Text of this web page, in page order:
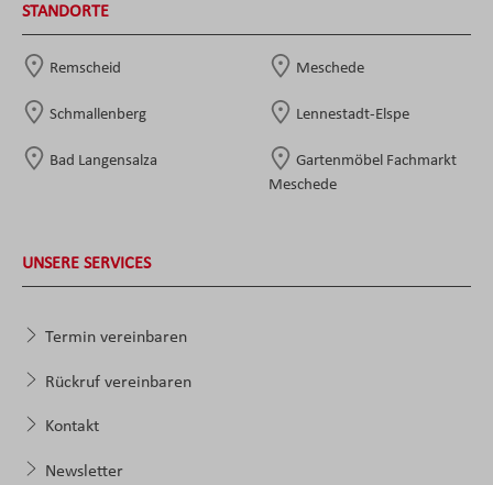
STANDORTE
Remscheid Meschede
Schmallenberg Lennestadt-Elspe
Bad Langensalza
Gartenmöbel Fachmarkt
Meschede
UNSERE SERVICES
Termin vereinbaren
Rückruf vereinbaren
Kontakt
Newsletter